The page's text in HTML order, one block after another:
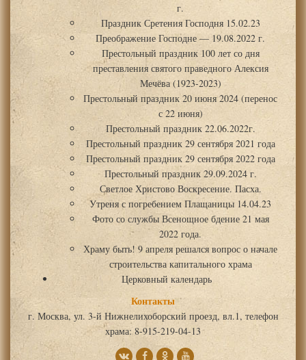
г.
Праздник Сретения Господня 15.02.23
Преображение Господне — 19.08.2022 г.
Престольный праздник 100 лет со дня
преставления святого праведного Алексия
Мечёва (1923-2023)
Престольный праздник 20 июня 2024 (перенос
с 22 июня)
Престольный праздник 22.06.2022г.
Престольный праздник 29 сентября 2021 года
Престольный праздник 29 сентября 2022 года
Престольный праздник 29.09.2024 г.
Светлое Христово Воскресение. Пасха.
Утреня с погребением Плащаницы 14.04.23
Фото со службы Всенощное бдение 21 мая
2022 года.
Храму быть! 9 апреля решался вопрос о начале
строительства капитального храма
Церковный календарь
Контакты
г. Москва, ул. 3-й Нижнелихоборский проезд, вл.1, телефон
храма: 8-915-219-04-13